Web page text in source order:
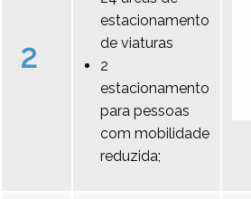
2
estacionamento
de viaturas
2
estacionamento
para pessoas
com mobilidade
reduzida;